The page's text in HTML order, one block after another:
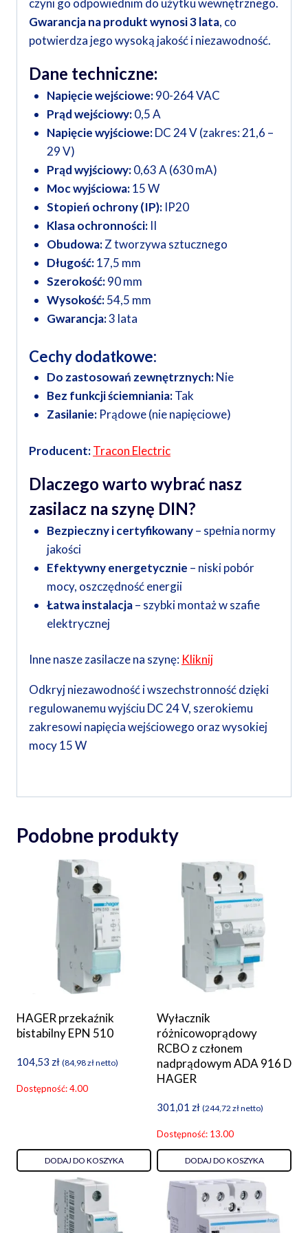
Gwarancja na produkt wynosi 3 lata, co
potwierdza jego wysoką jakość i niezawodność.
Dane techniczne:
Napięcie wejściowe:90-264 VAC
Prąd wejściowy:0,5 A
Napięcie wyjściowe:DC 24 V (zakres: 21,6 –
29 V)
Prąd wyjściowy:0,63 A (630 mA)
Moc wyjściowa:15 W
Stopień ochrony (IP):IP20
Klasa ochronności:II
Obudowa:Z tworzywa sztucznego
Długość:17,5 mm
Szerokość:90 mm
Wysokość:54,5 mm
Gwarancja:3 lata
Cechy dodatkowe:
Do zastosowań zewnętrznych:Nie
Bez funkcji ściemniania:Tak
Zasilanie:Prądowe (nie napięciowe)
Producent:Tracon Electric
Dlaczego warto wybrać nasz
zasilacz na szynę DIN?
Bezpieczny i certyfikowany– spełnia normy
jakości
Efektywny energetycznie – niski pobór
mocy, oszczędność energii
Łatwa instalacja– szybki montaż w szafie
elektrycznej
Inne nasze zasilacze na szynę: Kliknij
Odkryj niezawodność i wszechstronność dzięki
regulowanemu wyjściu DC 24 V, szerokiemu
zakresowi napięcia wejściowego oraz wysokiej
mocy 15 W
Podobne produkty
HAGER przekaźnik
bistabilny EPN 510
104,53 zł (84,98złnetto)
Dostępność: 4.00
DODAJ DO KOSZYKA
Wyłacznik
różnicowoprądowy
RCBO z członem
nadprądowym ADA 916 D
HAGER
301,01 zł (244,72 złnetto)
Dostępność: 13.00
DODAJ DO KOSZYKA